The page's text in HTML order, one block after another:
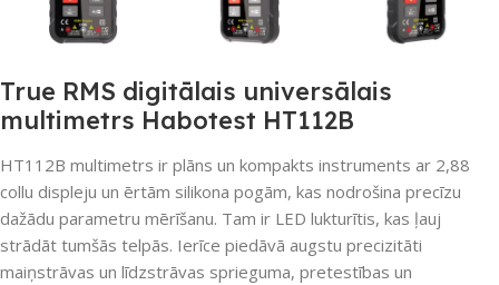
True RMS digitālais universālais
multimetrs Habotest HT112B
HT112B multimetrs ir plāns un kompakts instruments ar 2,88
collu displeju un ērtām silikona pogām, kas nodrošina precīzu
dažādu parametru mērīšanu. Tam ir LED lukturītis, kas ļauj
strādāt tumšās telpās. Ierīce piedāvā augstu precizitāti
maiņstrāvas un līdzstrāvas sprieguma, pretestības un